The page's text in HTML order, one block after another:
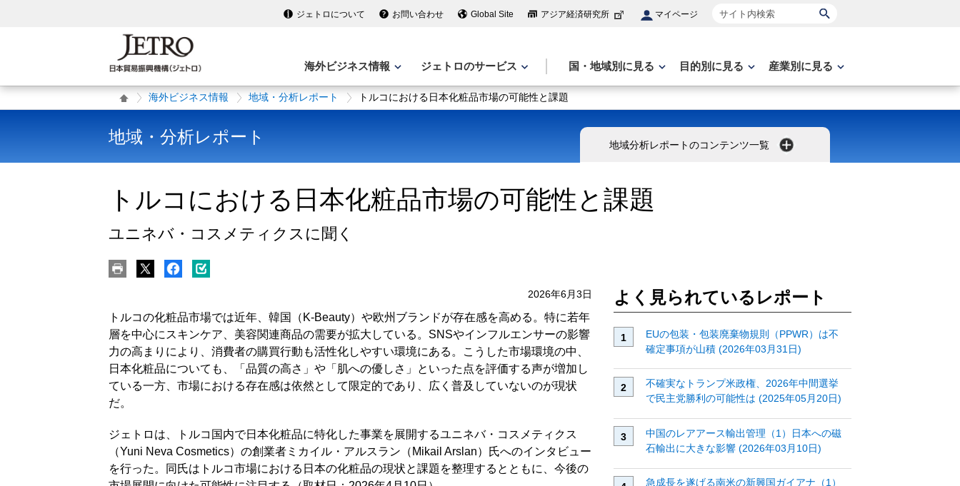
ジェトロについて お問い合わせ Global Site アジア経済研究所 マイページ サイト内検索
海外ビジネス情報 ジェトロのサービス 国・地域別に見る 目的別に見る 産業別に見る
海外ビジネス情報 地域・分析レポート トルコにおける日本化粧品市場の可能性と課題
地域・分析レポート 地域分析レポートのコンテンツ一覧
トルコにおける日本化粧品市場の可能性と課題
ユニネバ・コスメティクスに聞く
2026年6月3日
トルコの化粧品市場では近年、韓国（K-Beauty）や欧州ブランドが存在感を高める。特に若年
層を中心にスキンケア、美容関連商品の需要が拡大している。SNSやインフルエンサーの影響
力の高まりにより、消費者の購買行動も活性化しやすい環境にある。こうした市場環境の中、
日本化粧品についても、「品質の高さ」や「肌への優しさ」といった点を評価する声が増加し
ている一方、市場における存在感は依然として限定的であり、広く普及していないのが現状
だ。
ジェトロは、トルコ国内で日本化粧品に特化した事業を展開するユニネバ・コスメティクス
（Yuni Neva Cosmetics）の創業者ミカイル・アルスラン（Mikail Arslan）氏へのインタビュー
を行った。同氏はトルコ市場における日本の化粧品の現状と課題を整理するとともに、今後の
よく見られているレポート
EUの包装・包装廃棄物規則（PPWR）は不
確定事項が山積 (2026年03月31日)
不確実なトランプ米政権、2026年中間選挙
で民主党勝利の可能性は (2025年05月20日)
中国のレアアース輸出管理（1）日本への磁
石輸出に大きな影響 (2026年03月10日)
急成長を遂げる南米の新興国ガイアナ（1）